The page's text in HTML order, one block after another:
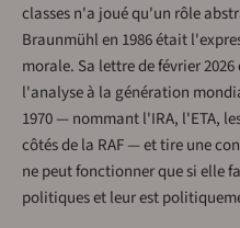
classes n'a joué qu'un rôle
Braunmühl en 1986 était
morale. Sa lettre de février
l'analyse à la génération
1970 — nommant l'IRA, l'ETA,
côtés de la RAF — et tire une
ne peut fonctionner que si elle
politiques et leur est